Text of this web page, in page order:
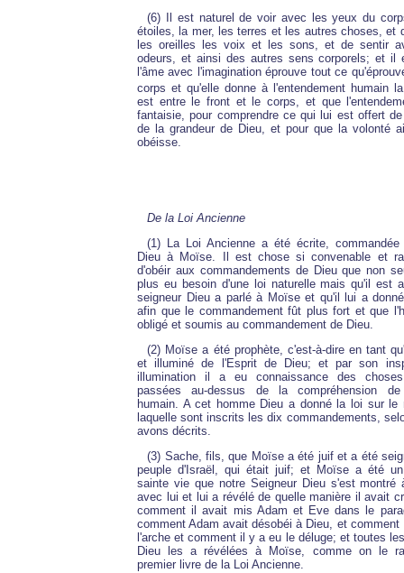
(6) Il est naturel de voir avec les yeux du
étoiles, la mer, les terres et les autres choses, et
les oreilles les voix et les sons, et de sentir
odeurs, et ainsi des autres sens corporels; et il
l'âme avec l'imagination éprouve tout ce
corps et qu'elle donne à l'entendement humain
est entre le front et le corps, et que
fantaisie, pour comprendre ce qui lui est offert
de la grandeur de Dieu, et pour que la volonté
obéisse.
De la Loi Ancienne
(1) La Loi Ancienne a été écrite,
Dieu à Moïse. Il est chose si convenable et
d'obéir aux commandements de Dieu que non
plus eu besoin d'une loi naturelle mais qu'il est
seigneur Dieu a parlé à Moïse et qu'il lui a
afin que le commandement fût plus fort et que
obligé et soumis au commandement de Dieu.
(2) Moïse a été prophète, c'est-à-dire en tant
et illuminé de l'Esprit de Dieu; et par son
illumination il a eu connaissance des
passées au-dessus de la compréhension de
humain. A cet homme Dieu a donné la loi sur le
laquelle sont inscrits les dix commandements,
avons décrits.
(3) Sache, fils, que Moïse a été juif et a été
peuple d'Israël, qui était juif; et Moïse a été
sainte vie que notre Seigneur Dieu s'est
avec lui et lui a révélé de quelle manière il avait
comment il avait mis Adam et Eve dans le
comment Adam avait désobéi à Dieu, et comment
l'arche et comment il y a eu le déluge; et toutes
Dieu les a révélées à Moïse, comme on le
premier livre de la Loi Ancienne.